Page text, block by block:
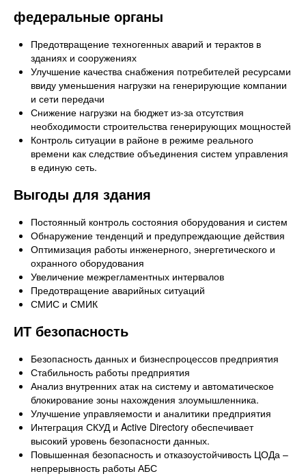
федеральные органы
Предотвращение техногенных аварий и терактов в
зданиях и сооружениях
Улучшение качества снабжения потребителей ресурсами
ввиду уменьшения нагрузки на генерирующие компании
и сети передачи
Снижение нагрузки на бюджет из-за отсутствия
необходимости строительства генерирующих мощностей
Контроль ситуации в районе в режиме реального
времени как следствие объединения систем управления
в единую сеть.
Выгоды для здания
Постоянный контроль состояния оборудования и систем
Обнаружение тенденций и предупреждающие действия
Оптимизация работы инженерного, энергетического и
охранного оборудования
Увеличение межрегламентных интервалов
Предотвращение аварийных ситуаций
СМИС и СМИК
ИТ безопасность
Безопасность данных и бизнеспроцессов предприятия
Стабильность работы предприятия
Анализ внутренних атак на систему и автоматическое
блокирование зоны нахождения злоумышленника.
Улучшение управляемости и аналитики предприятия
Интеграция СКУД и Active Directory обеспечивает
высокий уровень безопасности данных.
Повышенная безопасность и отказоустойчивость ЦОДа –
непрерывность работы АБС